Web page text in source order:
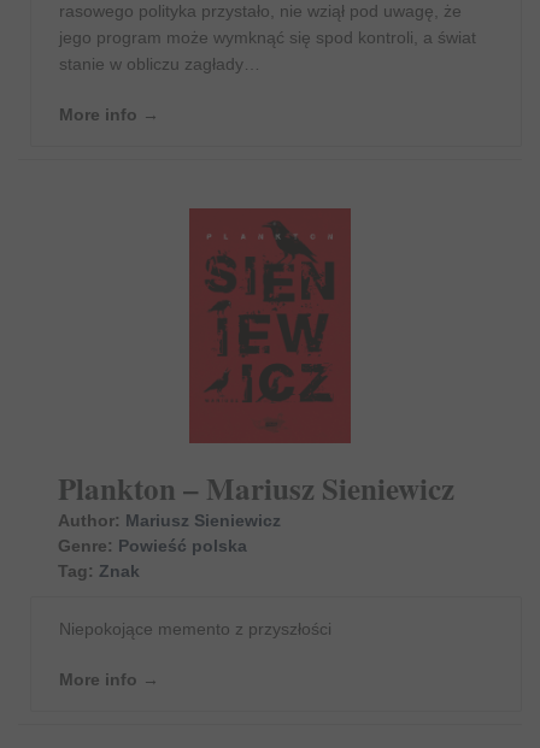
rasowego polityka przystało, nie wziął pod uwagę, że
jego program może wymknąć się spod kontroli, a świat
stanie w obliczu zagłady…
More info →
Plankton – Mariusz Sieniewicz
Author: Mariusz Sieniewicz
Genre: Powieść polska
Tag: Znak
Niepokojące memento z przyszłości
More info →